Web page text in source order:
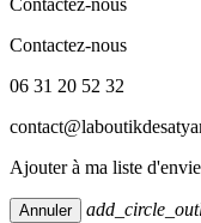
Contactez-nous
Contactez-nous
06 31 20 52 32
Ajouter à ma liste
Annuler